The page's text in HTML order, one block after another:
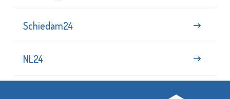
Schiedam24
NL24